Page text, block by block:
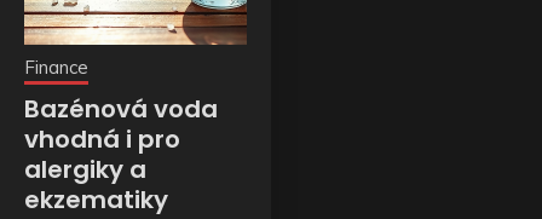
Finance
Bazénová voda
vhodná i pro
alergiky a
ekzematiky